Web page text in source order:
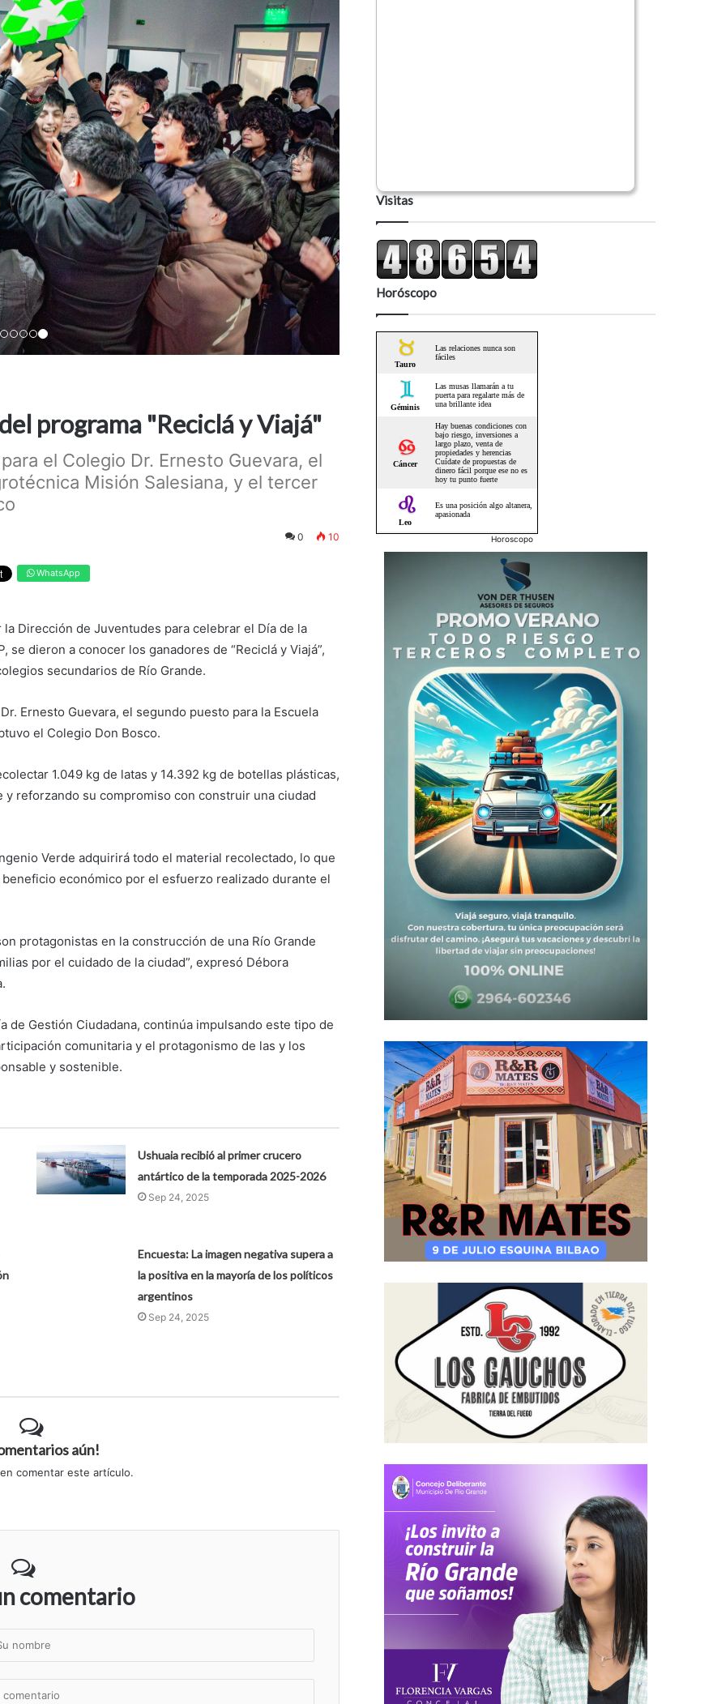
programa "Reciclá y Viajá"
el Colegio Dr. Ernesto Guevara, el
Misión Salesiana, y el tercer
0 10
WhatsApp
Dirección de Juventudes para celebrar el Día de la
se dieron a conocer los ganadores de “Reciclá y Viajá”,
secundarios de Río Grande.
Ernesto Guevara, el segundo puesto para la Escuela
el Colegio Don Bosco.
1.049 kg de latas y 14.392 kg de botellas plásticas,
reforzando su compromiso con construir una ciudad
Verde adquirirá todo el material recolectado, lo que
económico por el esfuerzo realizado durante el
protagonistas en la construcción de una Río Grande
por el cuidado de la ciudad”, expresó Débora
de Gestión Ciudadana, continúa impulsando este tipo de
comunitaria y el protagonismo de las y los
y sostenible.
Ushuaia recibió al primer crucero
antártico de la temporada 2025-2026
Sep 24, 2025
Encuesta: La imagen negativa supera a
la positiva en la mayoría de los políticos
argentinos
Sep 24, 2025
aún!
comentar este artículo.
comentario
Visitas
Horóscopo
Horoscopo